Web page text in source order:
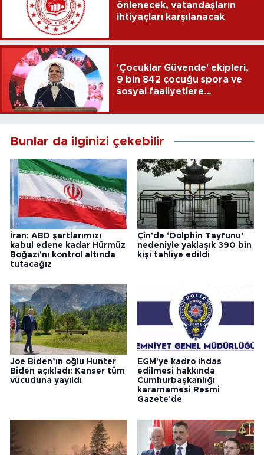
önlenecek, vatandaşların
ihtiyaçları karşılanacak
'Çocuklar Güvende' ekipleri,
9 bin 842 çocuğu spora ve
sosyal faaliyetlere
Bunlar da ilginizi çekebilir
İran: ABD şartlarımızı
kabul edene kadar Hürmüz
Boğazı'nı kontrol altında
tutacağız
Çin'de ‘Dolphin Tayfunu’
nedeniyle yaklaşık 390 bin
kişi tahliye edildi
Joe Biden’ın oğlu Hunter
Biden açıkladı: Kanser tüm
vücuduna yayıldı
EGM'ye kadro ihdas
edilmesi hakkında
Cumhurbaşkanlığı
kararnamesi Resmi
Gazete'de